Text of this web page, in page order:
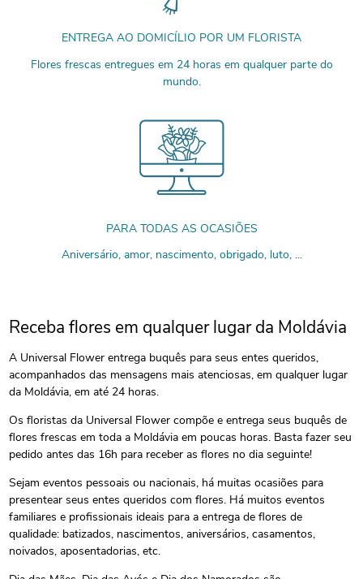
ENTREGA AO DOMICÍLIO POR UM FLORISTA
Flores frescas entregues em 24 horas em qualquer parte do
mundo.
PARA TODAS AS OCASIÕES
Aniversário, amor, nascimento, obrigado, luto, ...
Receba flores em qualquer lugar da Moldávia
A Universal Flower entrega buquês para seus entes queridos,
acompanhados das mensagens mais atenciosas, em qualquer lugar
da Moldávia, em até 24 horas.
Os floristas da Universal Flower compõe e entrega seus buquês de
flores frescas em toda a Moldávia em poucas horas. Basta fazer seu
pedido antes das 16h para receber as flores no dia seguinte!
Sejam eventos pessoais ou nacionais, há muitas ocasiões para
presentear seus entes queridos com flores. Há muitos eventos
familiares e profissionais ideais para a entrega de flores de
qualidade: batizados, nascimentos, aniversários, casamentos,
noivados, aposentadorias, etc.